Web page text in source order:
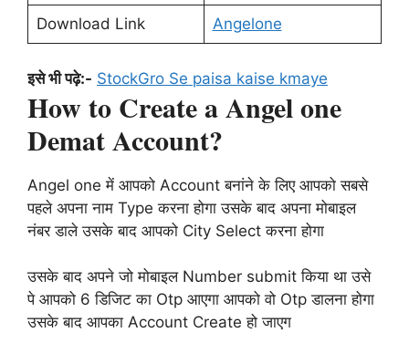
Download Link Angelone
इसे भी पढ़े:- StockGro Se paisa kaise kmaye
How to Create a Angel one
Demat Account?
Angel one में आपको Account बनांने के लिए आपको सबसे
पहले अपना नाम Type करना होगा उसके बाद अपना मोबाइल
नंबर डाले उसके बाद आपको City Select करना होगा
उसके बाद अपने जो मोबाइल Number submit किया था उसे
पे आपको 6 डिजिट का Otp आएगा आपको वो Otp डालना होगा
उसके बाद आपका Account Create हो जाएग